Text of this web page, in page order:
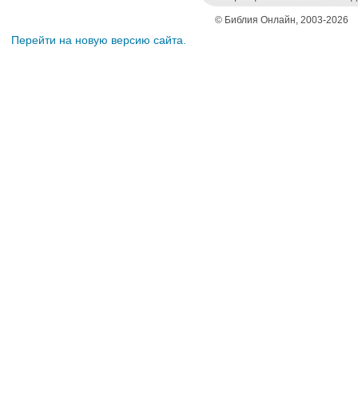
© Библия Онлайн, 2003-2026
Перейти на новую версию сайта.